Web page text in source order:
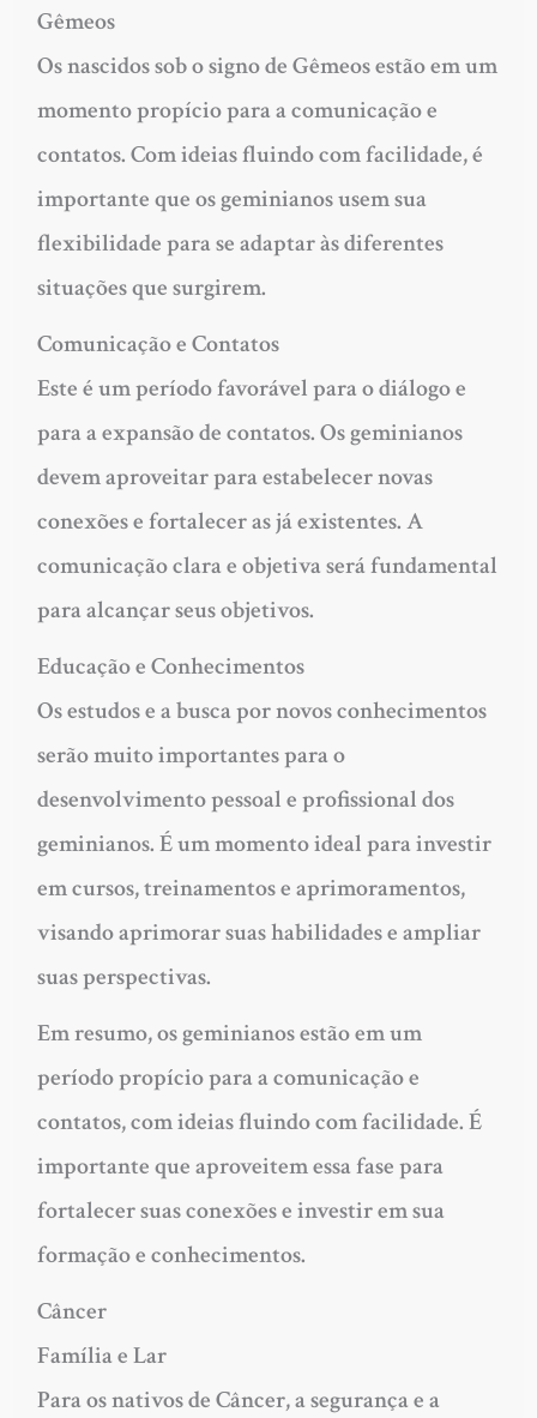
Gêmeos
Os nascidos sob o signo de Gêmeos estão em um
momento propício para a comunicação e
contatos. Com ideias fluindo com facilidade, é
importante que os geminianos usem sua
flexibilidade para se adaptar às diferentes
situações que surgirem.
Comunicação e Contatos
Este é um período favorável para o diálogo e
para a expansão de contatos. Os geminianos
devem aproveitar para estabelecer novas
conexões e fortalecer as já existentes. A
comunicação clara e objetiva será fundamental
para alcançar seus objetivos.
Educação e Conhecimentos
Os estudos e a busca por novos conhecimentos
serão muito importantes para o
desenvolvimento pessoal e profissional dos
geminianos. É um momento ideal para investir
em cursos, treinamentos e aprimoramentos,
visando aprimorar suas habilidades e ampliar
suas perspectivas.
Em resumo, os geminianos estão em um
período propício para a comunicação e
contatos, com ideias fluindo com facilidade. É
importante que aproveitem essa fase para
fortalecer suas conexões e investir em sua
formação e conhecimentos.
Câncer
Família e Lar
Para os nativos de Câncer, a segurança e a